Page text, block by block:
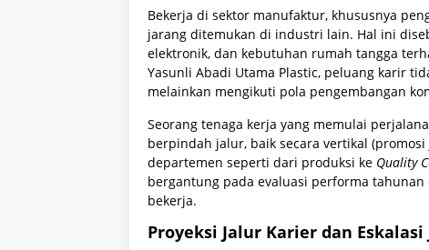
Bekerja di sektor manufaktur, khususnya
jarang ditemukan di industri lain. Hal ini
elektronik, dan kebutuhan rumah tangga
Yasunli Abadi Utama Plastic, peluang karir
melainkan mengikuti pola pengembangan
Seorang tenaga kerja yang memulai
berpindah jalur, baik secara vertikal
departemen seperti dari produksi ke Quality
bergantung pada evaluasi performa
bekerja.
Proyeksi Jalur Karier dan Eskalasi